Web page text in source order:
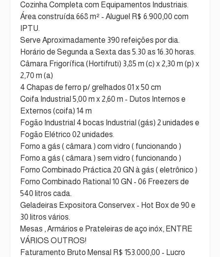
Cozinha Completa com Equipamentos Industriais.
Área construída 668 m² - Aluguel R$ 6.900,00 com
IPTU.
Serve Aproximadamente 390 refeições por dia.
Horário de Segunda a Sexta das 5.30 as 16.30 horas.
Câmara Frigorífica (Hortifruti) 3,85 m (c) x 2,30 m (p) x
2,70 m (a)
4 Chapas de ferro p/ grelhados 01 x 50 cm
Coifa Industrial 5,00 m x 2,60 m - Dutos Internos e
Externos (coifa) 14 m
Fogão Industrial 4 bocas Industrial (gás) 2 unidades e
Fogão Elétrico 02 unidades.
Forno a gás ( câmara ) com vidro ( funcionando )
Forno a gás ( câmara ) sem vidro ( funcionando )
Forno Combinado Práctica 20 GN à gás ( eletrônico )
Forno Combinado Rational 10 GN - 06 Freezers de
540 litros cada.
Geladeiras Expositora Conservex - Hot Box de 90 e
30 litros vários.
Mesas , Armários e Prateleiras de aço inóx, ENTRE
VÁRIOS OUTROS!
Faturamento Bruto Mensal R$ 153.000,00 - Lucro